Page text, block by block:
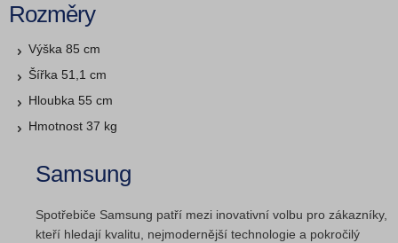
Rozměry
Výška 85 cm
Šířka 51,1 cm
Hloubka 55 cm
Hmotnost 37 kg
Samsung
Spotřebiče Samsung patří mezi inovativní volbu pro zákazníky,
kteří hledají kvalitu, nejmodernější technologie a pokročilý